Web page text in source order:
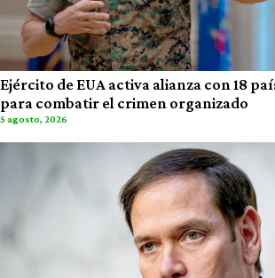
Ejército de EUA activa alianza con 18
para combatir el crimen organizado
5 agosto, 2026